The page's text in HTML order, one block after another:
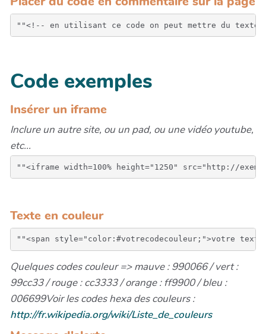
Code exemples
Insérer un iframe
Inclure un autre site, ou un pad, ou une vidéo youtube,
etc...
Texte en couleur
Quelques codes couleur => mauve : 990066 / vert :
99cc33 / rouge : cc3333 / orange : ff9900 / bleu :
006699Voir les codes hexa des couleurs :
http://fr.wikipedia.org/wiki/Liste_de_couleurs